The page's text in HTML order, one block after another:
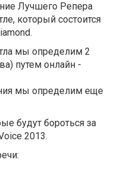
Лучшего Репера
который состоится
мы определим 2
путем онлайн -
мы определим еще
будут бороться за
2013.